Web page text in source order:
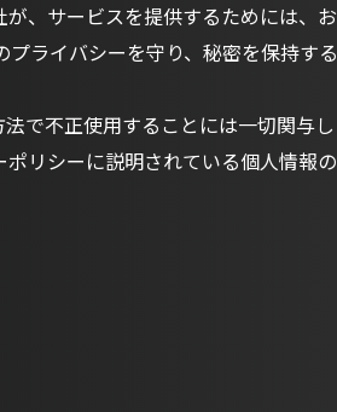
、サービスを提供するためには、お
ライバシーを守り、秘密を保持する
で不正使用することには一切関与し
リシーに説明されている個人情報の